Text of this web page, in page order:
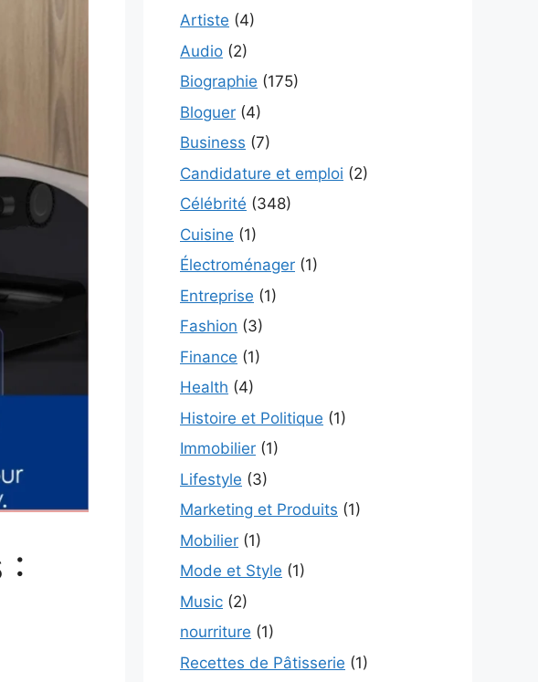
:
Artiste (4)
Audio (2)
Biographie (175)
Bloguer (4)
Business (7)
Candidature et emploi (2)
Célébrité (348)
Cuisine (1)
Électroménager (1)
Entreprise (1)
Fashion (3)
Finance (1)
Health (4)
Histoire et Politique (1)
Immobilier (1)
Lifestyle (3)
Marketing et Produits (1)
Mobilier (1)
Mode et Style (1)
Music (2)
nourriture (1)
Recettes de Pâtisserie (1)